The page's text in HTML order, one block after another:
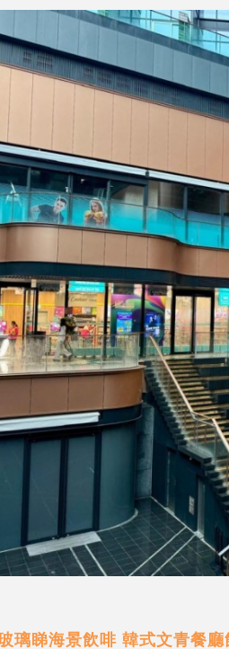
璃睇海景飲啡 韓式文青餐